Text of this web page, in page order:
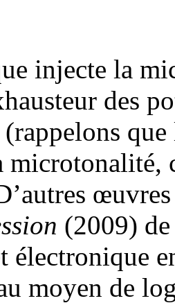
injecte la
des
microtonalité,
(2009)
électronique
moyen de